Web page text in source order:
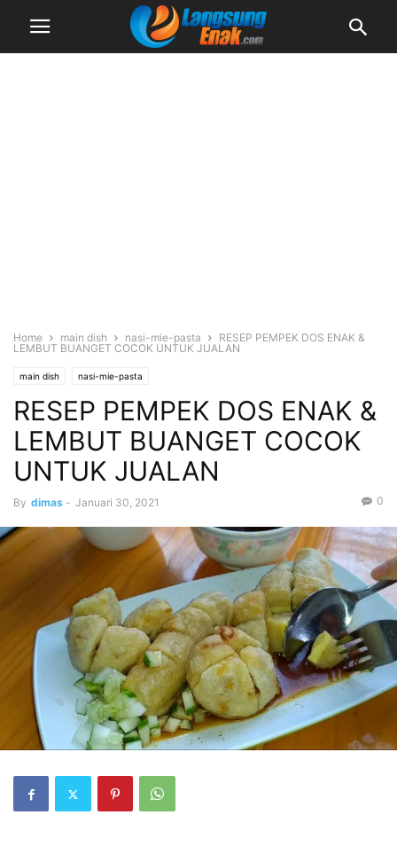
Home main dish nasi-mie-pasta
RESEP PEMPEK DOS ENAK &
LEMBUT BUANGET COCOK UNTUK JUALAN
main dish nasi-mie-pasta
RESEP PEMPEK DOS ENAK &
LEMBUT BUANGET COCOK
UNTUK JUALAN
By dimas - Januari 30, 2021 0